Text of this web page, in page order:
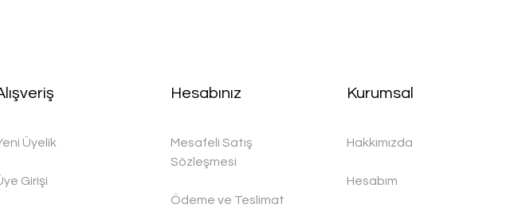
Üyelik
Girişi
Hesabınız
Mesafeli Satış
Sözleşmesi
Ödeme ve Teslimat
Kurumsal
Hakkımızda
Hesabım